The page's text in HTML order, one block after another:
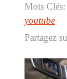
Mots Clés:
youtube
Partagez